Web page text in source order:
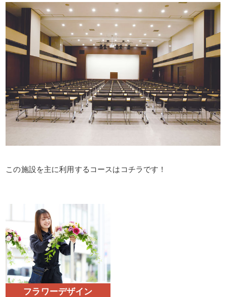
この施設を主に利用するコースはコチラです！
フラワーデザイン